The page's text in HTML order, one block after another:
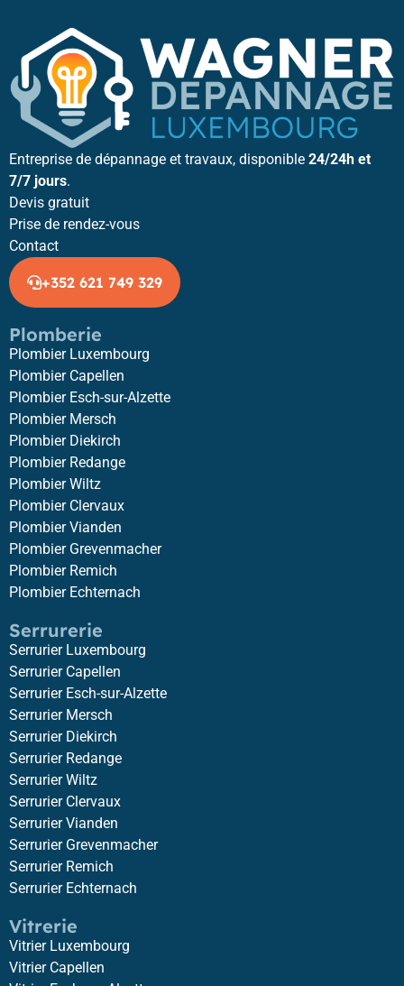
Entreprise de dépannage et travaux, disponible 24/24h et
7/7 jours.
Devis gratuit
Prise de rendez-vous
Contact
+352 621 749 329
Plomberie
Plombier Luxembourg
Plombier Capellen
Plombier Esch-sur-Alzette
Plombier Mersch
Plombier Diekirch
Plombier Redange
Plombier Wiltz
Plombier Clervaux
Plombier Vianden
Plombier Grevenmacher
Plombier Remich
Plombier Echternach
Serrurerie
Serrurier Luxembourg
Serrurier Capellen
Serrurier Esch-sur-Alzette
Serrurier Mersch
Serrurier Diekirch
Serrurier Redange
Serrurier Wiltz
Serrurier Clervaux
Serrurier Vianden
Serrurier Grevenmacher
Serrurier Remich
Serrurier Echternach
Vitrerie
Vitrier Luxembourg
Vitrier Capellen